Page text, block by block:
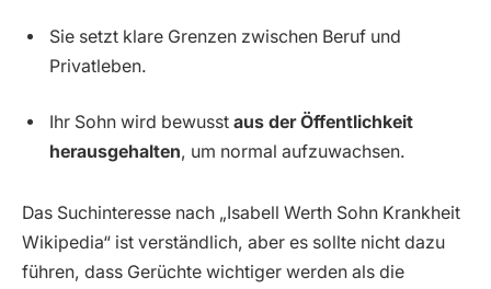
Sie setzt klare Grenzen zwischen Beruf und
Privatleben.
Ihr Sohn wird bewusst aus der Öffentlichkeit
herausgehalten, um normal aufzuwachsen.
Das Suchinteresse nach „Isabell Werth Sohn Krankheit
Wikipedia“ ist verständlich, aber es sollte nicht dazu
führen, dass Gerüchte wichtiger werden als die